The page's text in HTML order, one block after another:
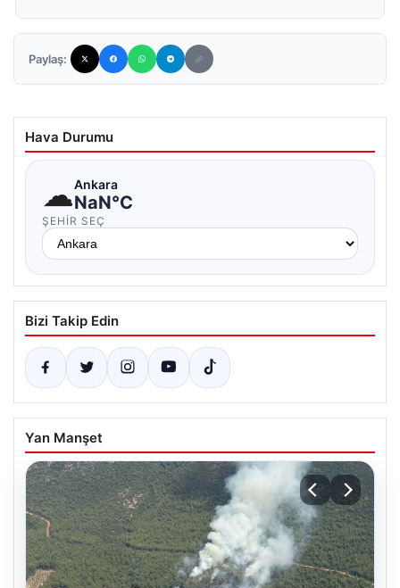
Paylaş:
Hava Durumu
☁Ankara
NaN°C
ŞEHIR SEÇ
Bizi Takip Edin
Yan Manşet